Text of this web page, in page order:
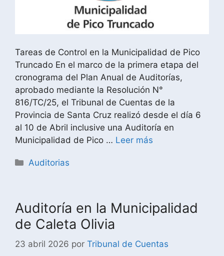
Tareas de Control en la Municipalidad de Pico
Truncado En el marco de la primera etapa del
cronograma del Plan Anual de Auditorías,
aprobado mediante la Resolución N°
816/TC/25, el Tribunal de Cuentas de la
Provincia de Santa Cruz realizó desde el día 6
al 10 de Abril inclusive una Auditoría en
Municipalidad de Pico … Leer más
Auditorias
Auditoría en la Municipalidad
de Caleta Olivia
23 abril 2026 por Tribunal de Cuentas